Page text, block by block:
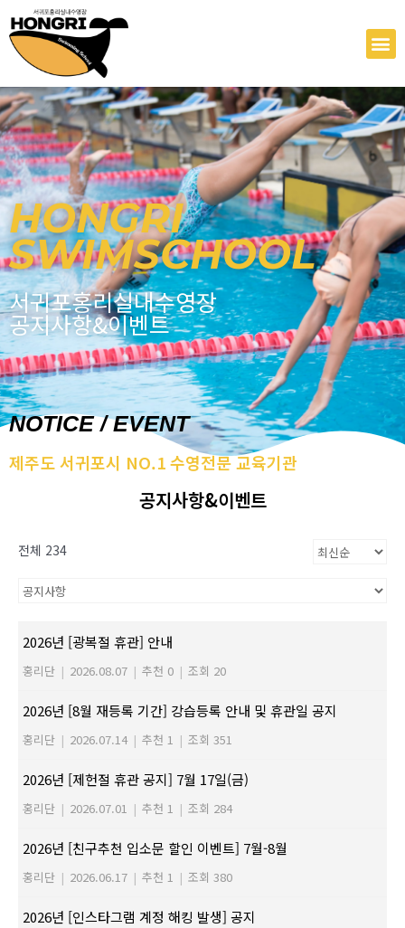
텐
건
너
뛰
기
HONGRI
SWIMSCHOOL
서귀포홍리실내수영장
공지사항&이벤트
NOTICE / EVENT
제주도 서귀포시 NO.1 수영전문 교육기관
공지사항&이벤트
전체 234
2026년 [광복절 휴관] 안내
홍리단 | 2026.08.07 | 추천 0 | 조회 20
2026년 [8월 재등록 기간] 강습등록 안내 및 휴관일 공지
홍리단 | 2026.07.14 | 추천 1 | 조회 351
2026년 [제헌절 휴관 공지] 7월 17일(금)
홍리단 | 2026.07.01 | 추천 1 | 조회 284
2026년 [친구추천 입소문 할인 이벤트] 7월-8월
홍리단 | 2026.06.17 | 추천 1 | 조회 380
2026년 [인스타그램 계정 해킹 발생] 공지